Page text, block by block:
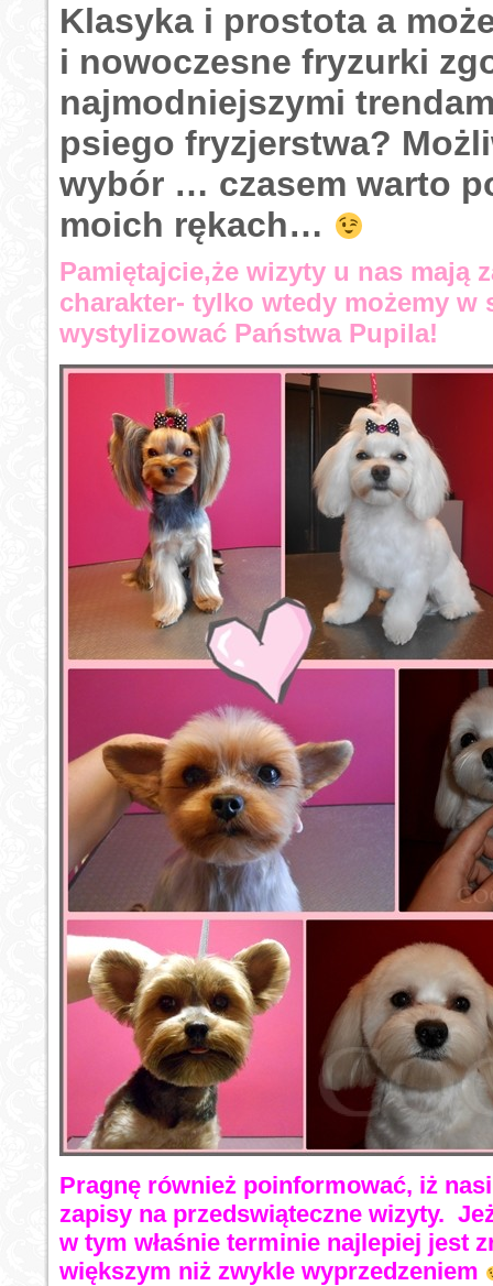
Klasyka i prostota a
i nowoczesne fryzurki
najmodniejszymi
psiego fryzjerstwa?
wybór … czasem warto
moich rękach…
Pamiętajcie,że wizyty u nas mają
charakter- tylko wtedy możemy w
wystylizować Państwa Pupila!
Pragnę również poinformować, iż
zapisy na przedswiąteczne wizyty.
w tym właśnie terminie najlepiej jest
większym niż zwykle wyprzedzeniem